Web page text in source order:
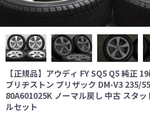
【正規品】アウディ FY SQ5 Q5 純正
ブリヂストン ブリザック DM-V3 235/
80A601025K ノーマル戻し 中古 スタ
ルセット